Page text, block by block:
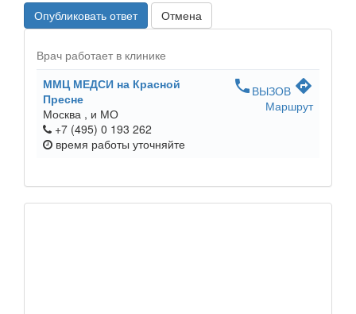
Опубликовать ответ Отмена
Врач работает в клинике
ММЦ МЕДСИ на Красной
Пресне
Москва , и МО
+7 (495) 0 193 262
время работы уточняйте
phone ВЫЗОВ directions
Маршрут